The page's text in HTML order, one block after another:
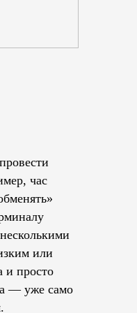
час
или
и просто
— уже само